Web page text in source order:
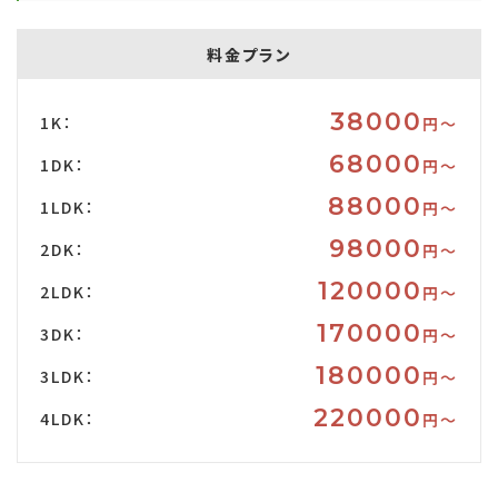
料金プラン
1K： 38000 円〜
1DK：
68000 円〜
1LDK：
88000 円〜
2DK：
98000 円〜
2LDK：
120000 円〜
3DK：
170000 円〜
3LDK：
180000 円〜
4LDK：
220000 円〜